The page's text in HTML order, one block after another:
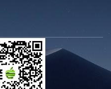
大师配置详情